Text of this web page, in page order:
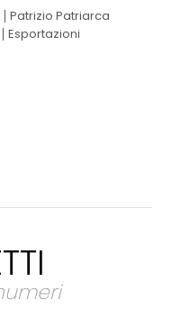
Patrizio Patriarca
Esportazioni